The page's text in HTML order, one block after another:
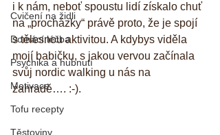
Cvičení na židli
Domácí léčba
Psychika a hubnutí
Motivace
Tofu recepty
Těstoviny
i k nám, neboť spoustu lidí získalo chuť
na „procházky“ právě proto, že je spojí
s tělesnou aktivitou. A kdybys viděla
mojí babičku, s jakou vervou začínala
svůj nordic walking u nás na
zahradě…. :-).